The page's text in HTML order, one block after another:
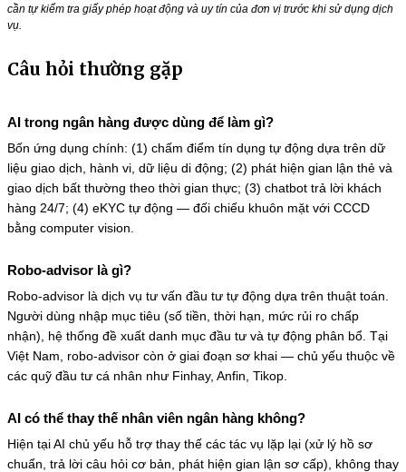
cần tự kiểm tra giấy phép hoạt động và uy tín của đơn vị trước khi sử dụng dịch
vụ.
Câu hỏi thường gặp
AI trong ngân hàng được dùng để làm gì?
Bốn ứng dụng chính: (1) chấm điểm tín dụng tự động dựa trên dữ
liệu giao dịch, hành vi, dữ liệu di động; (2) phát hiện gian lận thẻ và
giao dịch bất thường theo thời gian thực; (3) chatbot trả lời khách
hàng 24/7; (4) eKYC tự động — đối chiếu khuôn mặt với CCCD
bằng computer vision.
Robo-advisor là gì?
Robo-advisor là dịch vụ tư vấn đầu tư tự động dựa trên thuật toán.
Người dùng nhập mục tiêu (số tiền, thời hạn, mức rủi ro chấp
nhận), hệ thống đề xuất danh mục đầu tư và tự động phân bổ. Tại
Việt Nam, robo-advisor còn ở giai đoạn sơ khai — chủ yếu thuộc về
các quỹ đầu tư cá nhân như Finhay, Anfin, Tikop.
AI có thể thay thế nhân viên ngân hàng không?
Hiện tại AI chủ yếu hỗ trợ thay thế các tác vụ lặp lại (xử lý hồ sơ
chuẩn, trả lời câu hỏi cơ bản, phát hiện gian lận sơ cấp), không thay